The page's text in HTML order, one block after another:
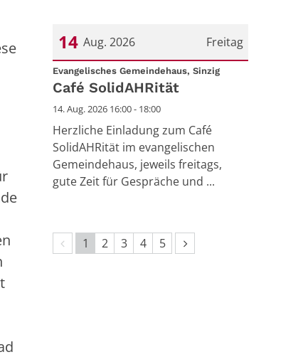
Freitag
14 Aug. 2026
Datum: 14. August 2026
Evangelisches Gemeindehaus, Sinzig:
Café SolidAHRität
14. Aug. 2026 16:00 - 18:00
Herzliche Einladung zum Café
SolidAHRität im evangelischen
Gemeindehaus, jeweils freitags,
gute Zeit für Gespräche und ...
Vorherige Seite
1 2 3 4 5 Nächste Seite